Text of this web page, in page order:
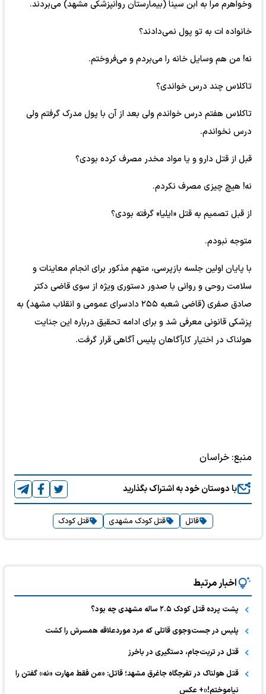
وخواهرم مرا به ابن سینا (بیمارستان روانپزشکی مشهد) می‌بردند.
خانواده ات به تو پول نمی‌دادند؟
نه! من هم وسایل خانه را می‌بردم و می‌فروختم.
تاکلاس چند درس خواندی؟
تاکلاس هفتم درس خواندم ولی بعد از آن با پول مدرک گرفتم ولی
درس نخواندم.
قبل از قتل دارو و یا مواد مخدر مصرف کرده بودی؟
نه! هیچ چیزی مصرف نکردم.
از قبل تصمیم به قتل «ایلیا» گرفته بودی؟
متوجه نبودم.
با پایان اولین جلسه بازپرسی، متهم مذکور برای انجام معاینات و
سلامت روحی و روانی با صدور دستوری ویژه از سوی قاضی دکتر
صادق صفری (قاضی شعبه ۲۵۵ دادسرای عمومی و انقلاب مشهد) به
پزشکی قانونی معرفی شد و برای ادامه تحقیق درباره این جنایت
هولناک در اختیار کارآگاهان پلیس آگاهی قرار گرفت.
منبع: خراسان
با دوستان خود به اشتراک بگذارید
قاتل قتل کودک مشهدی قتل کودک
اخبار مرتبط
پشت پرده قتل کودک ۲.۵ ساله مشهدی چه بود؟
پلیس در جست‌وجوی قاتلی که مرد موردعلاقه همسرش را کشت
قتل در تربت‌جام، دستگیری در باخرز
قتل هولناک در تفرجگاه جاغرق مشهد؛ قاتل: «من فقط مهارت «نه» گفتن را
نیاموختم!»+ عکس